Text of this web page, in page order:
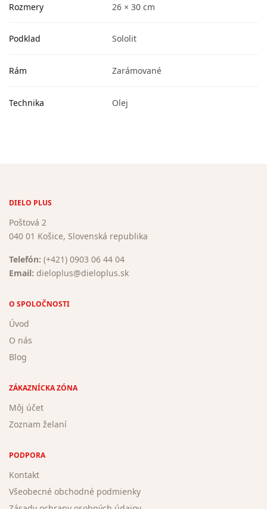
Rozmery 26 × 30 cm
Podklad Sololit
Rám Zarámované
Technika Olej
DIELO PLUS
Poštová 2
040 01 Košice, Slovenská republika
Telefón: (+421) 0903 06 44 04
Email: dieloplus@dieloplus.sk
O SPOLOČNOSTI
Úvod
O nás
Blog
ZÁKAZNÍCKA ZÓNA
Môj účet
Zoznam želaní
PODPORA
Kontakt
Všeobecné obchodné podmienky